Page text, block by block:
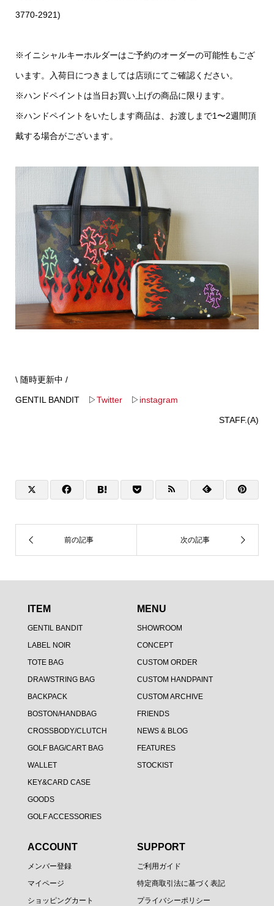
3770-2921)
※イニシャルキーホルダーはご予約のオーダーの可能性もござ
います。入荷日につきましては店頭にてご確認ください。
※ハンドペイントは当日お買い上げの商品に限ります。
※ハンドペイントをいたします商品は、お渡しまで1〜2週間頂
戴する場合がございます。
\ 随時更新中 /
GENTIL BANDIT ▷Twitter▷ instagram
STAFF.(A)
ITEM
GENTIL BANDIT
LABEL NOIR
TOTE BAG
DRAWSTRING BAG
BACKPACK
BOSTON/HANDBAG
CROSSBODY/CLUTCH
GOLF BAG/CART BAG
WALLET
KEY&CARD CASE
GOODS
GOLF ACCESSORIES
MENU
SHOWROOM
CONCEPT
CUSTOM ORDER
CUSTOM HANDPAINT
CUSTOM ARCHIVE
FRIENDS
NEWS & BLOG
FEATURES
STOCKIST
ACCOUNT
メンバー登録
マイページ
ショッピングカート
SUPPORT
ご利用ガイド
特定商取引法に基づく表記
プライバシーポリシー